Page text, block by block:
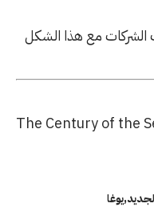
الشركات مع هذا الشكل
The Century of the
يوغا